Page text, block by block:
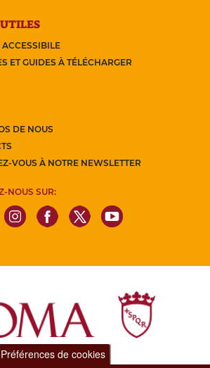
ACCESSIBILE
ET GUIDES À TÉLÉCHARGER
DE NOUS
VOUS À NOTRE NEWSLETTER
NOUS SUR:
Préférences de cookies